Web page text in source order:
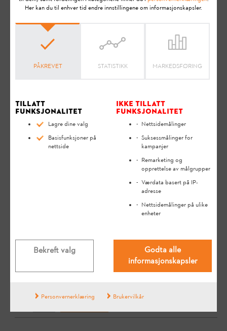
Relevante spørsmål
gressklipperen min ikke starter?
Her kan du til enhver tid endre innstillingene om informasjonskapsler.
PÅKREVET STATISTIKK MARKEDSFØRING
Tillatt
funksjonalitet
Lagre dine valg
Basisfunksjoner på
nettside
Ikke tillatt
funksjonalitet
Nettsidemålinger
Suksessmålinger for
kampanjer
Remarketing og
opprettelse av målgrupper
Værdata basert på IP-
adresse
Nettsidemålinger på ulike
enheter
Bekreft valg
Godta alle
informasjonskapsler
Personvernerklæring Brukervilkår